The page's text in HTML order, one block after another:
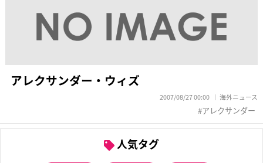
アレクサンダー・ウィズ
2007/08/27 00:00 海外ニュース
アレクサンダー
人気タグ